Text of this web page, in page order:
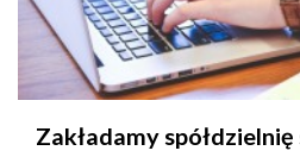
Zakładamy